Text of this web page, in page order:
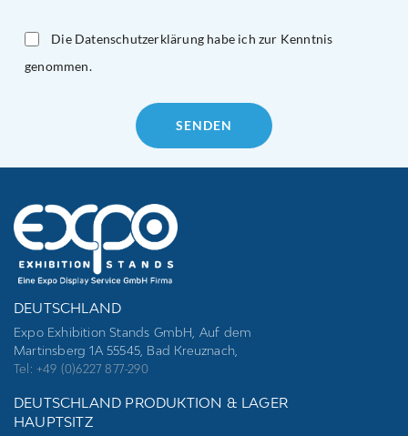
Die Datenschutzerklärung habe ich zur Kenntnis
genommen.
empty.
DEUTSCHLAND
Expo Exhibition Stands GmbH, Auf dem
Martinsberg 1A 55545, Bad Kreuznach,
Tel: +49 (0)6227 877-290
DEUTSCHLAND PRODUKTION & LAGER
HAUPTSITZ